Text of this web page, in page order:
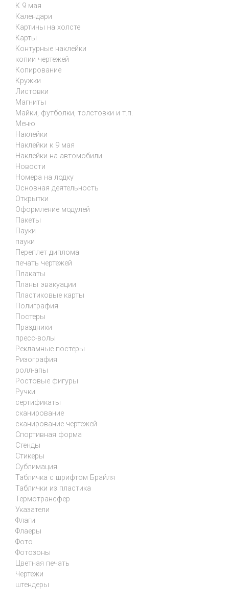
К 9 мая
Календари
Картины на холсте
Карты
Контурные наклейки
копии чертежей
Копирование
Кружки
Листовки
Магниты
Майки, футболки, толстовки и т.п.
Меню
Наклейки
Наклейки к 9 мая
Наклейки на автомобили
Новости
Номера на лодку
Основная деятельность
Открытки
Оформление модулей
Пакеты
Пауки
пауки
Переплет диплома
печать чертежей
Плакаты
Планы эвакуации
Пластиковые карты
Полиграфия
Постеры
Праздники
пресс-волы
Рекламные постеры
Ризография
ролл-апы
Ростовые фигуры
Ручки
сертификаты
сканирование
сканирование чертежей
Спортивная форма
Стенды
Стикеры
Сублимация
Табличка с шрифтом Брайля
Таблички из пластика
Термотрансфер
Указатели
Флаги
Флаеры
Фото
Фотозоны
Цветная печать
Чертежи
штендеры